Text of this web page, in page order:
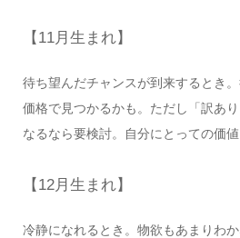
【11月生まれ】
待ち望んだチャンスが到来するとき
価格で見つかるかも。ただし「訳あ
なるなら要検討。自分にとっての価値
【12月生まれ】
冷静になれるとき。物欲もあまりわ